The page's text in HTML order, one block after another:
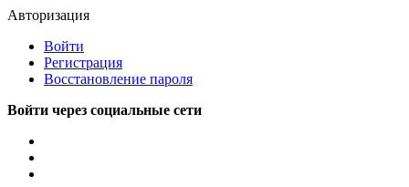
Авторизация
Войти
Регистрация
Восстановление пароля
Войти через социальные сети